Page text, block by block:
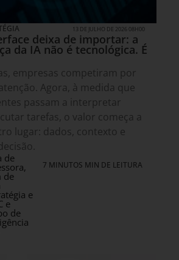
13 DE JULHO DE 2026 08H00
deixa de importar: a
da IA não é tecnológica. É
empresas competiram por
Agora, à medida que
passam a interpretar
tarefas, o valor começa a
lugar: dados, contexto e
de
de
e
e
de
7 MINUTOS MIN DE LEITURA